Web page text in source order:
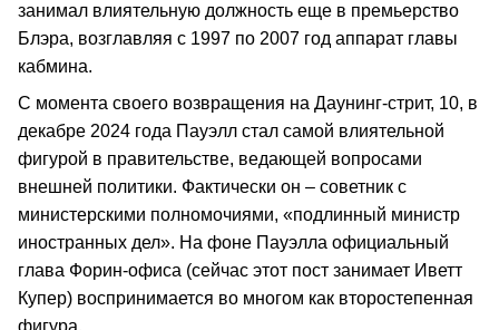
занимал влиятельную должность еще в премьерство
Блэра, возглавляя с 1997 по 2007 год аппарат главы
кабмина.
С момента своего возвращения на Даунинг-стрит, 10, в
декабре 2024 года Пауэлл стал самой влиятельной
фигурой в правительстве, ведающей вопросами
внешней политики. Фактически он – советник с
министерскими полномочиями, «подлинный министр
иностранных дел». На фоне Пауэлла официальный
глава Форин-офиса (сейчас этот пост занимает Иветт
Купер) воспринимается во многом как второстепенная
фигура.